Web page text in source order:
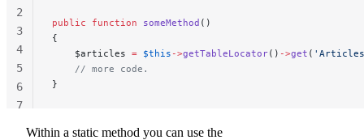
public function someMethod ()
{
    $articles
= $this ->getTableLocator() ->get (
    // more code.
}
2
3
4
5
6
7
Within a static method you can use the